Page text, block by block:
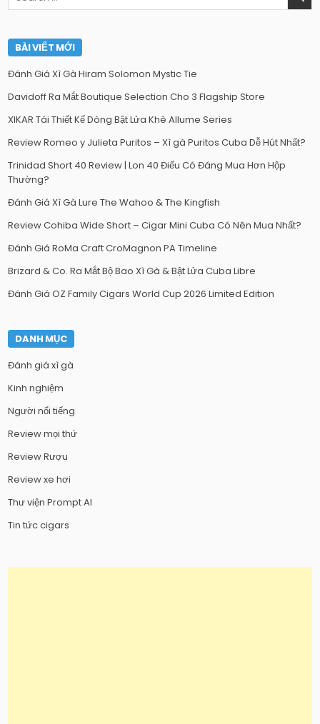
BÀI VIẾT MỚI
Đánh Giá Xì Gà Hiram Solomon Mystic Tie
Davidoff Ra Mắt Boutique Selection Cho 3 Flagship Store
XIKAR Tái Thiết Kế Dòng Bật Lửa Khè Allume Series
Review Romeo y Julieta Puritos – Xì gà Puritos Cuba Dễ Hút Nhất?
Trinidad Short 40 Review | Lon 40 Điếu Có Đáng Mua Hơn Hộp
Thường?
Đánh Giá Xì Gà Lure The Wahoo & The Kingfish
Review Cohiba Wide Short – Cigar Mini Cuba Có Nên Mua Nhất?
Đánh Giá RoMa Craft CroMagnon PA Timeline
Brizard & Co. Ra Mắt Bộ Bao Xì Gà & Bật Lửa Cuba Libre
Đánh Giá OZ Family Cigars World Cup 2026 Limited Edition
DANH MỤC
Đánh giá xì gà
Kinh nghiệm
Người nổi tiếng
Review mọi thứ
Review Rượu
Review xe hơi
Thư viện Prompt AI
Tin tức cigars